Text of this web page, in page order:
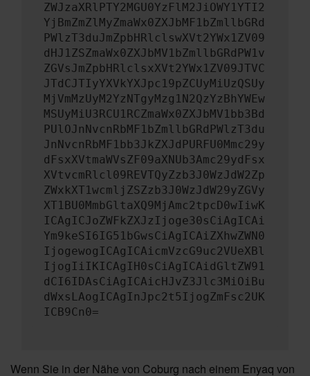
ZWJzaXRlPTY2MGU0YzFlM2JiOWY1YTI2
YjBmZmZlMyZmaWx0ZXJbMF1bZmllbGRd
PWlzT3duJmZpbHRlclswXVt2YWx1ZV09
dHJ1ZSZmaWx0ZXJbMV1bZmllbGRdPW1v
ZGVsJmZpbHRlclsxXVt2YWx1ZV09JTVC
JTdCJTIyYXVkYXJpc19pZCUyMiUzQSUy
MjVmMzUyM2YzNTgyMzg1N2QzYzBhYWEw
MSUyMiU3RCU1RCZmaWx0ZXJbMV1bb3Bd
PUlOJnNvcnRbMF1bZmllbGRdPWlzT3du
JnNvcnRbMF1bb3JkZXJdPURFU0Mmc29y
dFsxXVtmaWVsZF09aXNUb3Amc29ydFsx
XVtvcmRlcl09REVTQyZzb3J0WzJdW2Zp
ZWxkXT1wcmljZSZzb3J0WzJdW29yZGVy
XT1BU0MmbGltaXQ9MjAmc2tpcD0wIiwK
ICAgICJoZWFkZXJzIjoge30sCiAgICAi
Ym9keSI6IG51bGwsCiAgICAiZXhwZWN0
IjogewogICAgICAicmVzcG9uc2VUeXBl
IjogIiIKICAgIH0sCiAgICAidGltZW91
dCI6IDAsCiAgICAicHJvZ3Jlc3MiOiBu
dWxsLAogICAgInJpc2t5IjogZmFsc2UK
ICB9Cn0=
Wenn Sie in der Nähe von Coburg nach einem Enyaq von